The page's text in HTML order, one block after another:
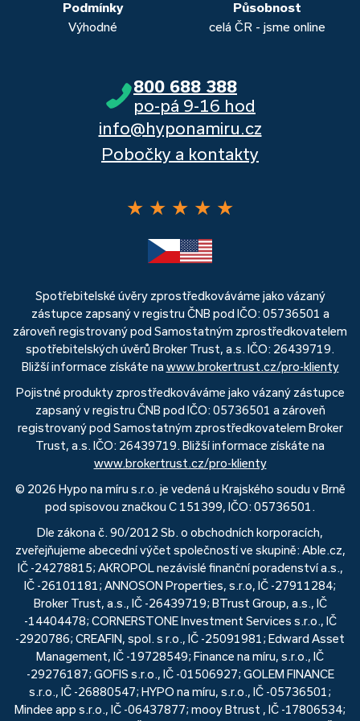
Podmínky
Výhodné
Působnost
celá ČR - jsme online
800 688 388
po-pá 9-16 hod
info@hyponamiru.cz
Pobočky a kontakty
★ ★ ★ ★ ★
Spotřebitelské úvěry zprostředkováváme jako vázaný
zástupce zapsaný v registru ČNB pod IČO: 05736501 a
zároveň registrovaný pod Samostatným zprostředkovatelem
spotřebitelských úvěrů Broker Trust, a.s. IČO: 26439719.
Bližší informace získáte na www.brokertrust.cz/pro-klienty
Pojistné produkty zprostředkováváme jako vázaný zástupce
zapsaný v registru ČNB pod IČO: 05736501 a zároveň
registrovaný pod Samostatným zprostředkovatelem Broker
Trust, a.s. IČO: 26439719. Bližší informace získáte na
www.brokertrust.cz/pro-klienty
© 2026 Hypo na míru s.r.o. je vedená u Krajského soudu v Brně
pod spisovou značkou C 151399, IČO: 05736501.
Dle zákona č. 90/2012 Sb. o obchodních korporacích,
zveřejňujeme abecední výčet společností ve skupině: Able.cz,
IČ -24278815; AKROPOL nezávislé finanční poradenství a.s.,
IČ -26101181; ANNOSON Properties, s.r.o, IČ -27911284;
Broker Trust, a.s., IČ -26439719; BTrust Group, a.s., IČ
-14404478; CORNERSTONE Investment Services s.r.o., IČ
-2920786; CREAFIN, spol. s r.o., IČ -25091981; Edward Asset
Management, IČ -19728549; Finance na míru, s.r.o., IČ
-29276187; GOFIS s.r.o., IČ -01506927; GOLEM FINANCE
s.r.o., IČ -26880547; HYPO na míru, s.r.o., IČ -05736501;
Mindee app s.r.o., IČ -06437877; mooy Btrust , IČ -17806534;